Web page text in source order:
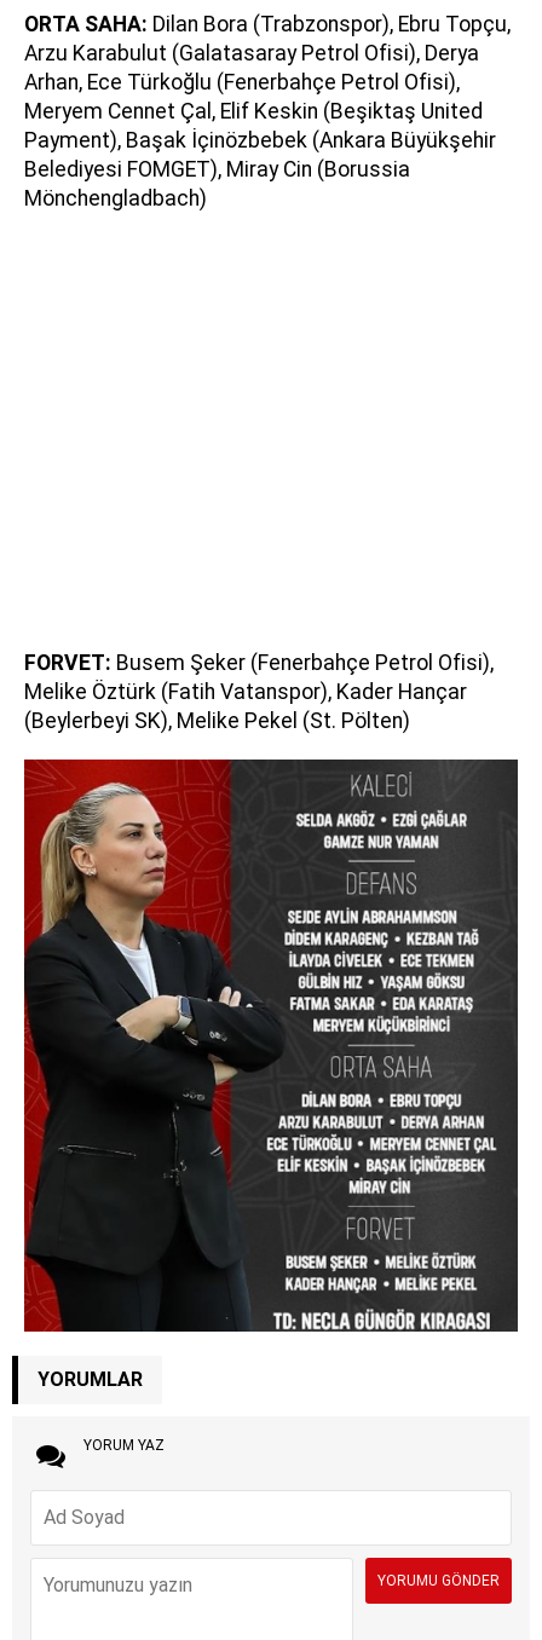
ORTA SAHA: Dilan Bora (Trabzonspor), Ebru Topçu,
Arzu Karabulut (Galatasaray Petrol Ofisi), Derya
Arhan, Ece Türkoğlu (Fenerbahçe Petrol Ofisi),
Meryem Cennet Çal, Elif Keskin (Beşiktaş United
Payment), Başak İçinözbebek (Ankara Büyükşehir
Belediyesi FOMGET), Miray Cin (Borussia
Mönchengladbach)
FORVET: Busem Şeker (Fenerbahçe Petrol Ofisi),
Melike Öztürk (Fatih Vatanspor), Kader Hançar
(Beylerbeyi SK), Melike Pekel (St. Pölten)
YORUMLAR
YORUM YAZ